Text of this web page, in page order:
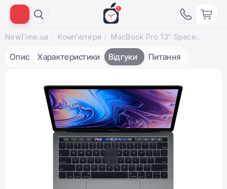
NewTime.ua Комп'ютери MacBook Pro 13" Space Gray (MV962) 2019
Опис Характеристики Відгуки Питання